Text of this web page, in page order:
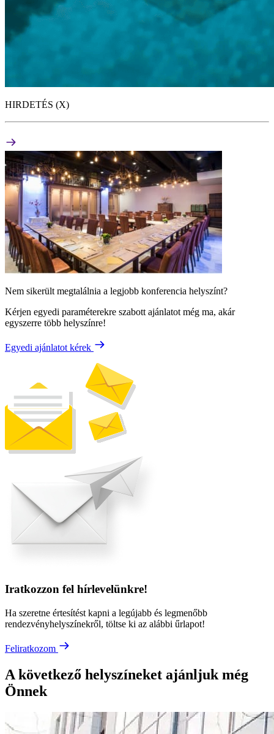
HIRDETÉS (X)
Nem sikerült megtalálnia a legjobb konferencia helyszínt?
Kérjen egyedi paraméterekre szabott ajánlatot még ma, akár
egyszerre több helyszínre!
Egyedi ajánlatot kérek
Iratkozzon fel hírlevelünkre!
Ha szeretne értesítést kapni a legújabb és legmenőbb
rendezvényhelyszínekről, töltse ki az alábbi űrlapot!
Feliratkozom
A következő helyszíneket ajánljuk még
Önnek